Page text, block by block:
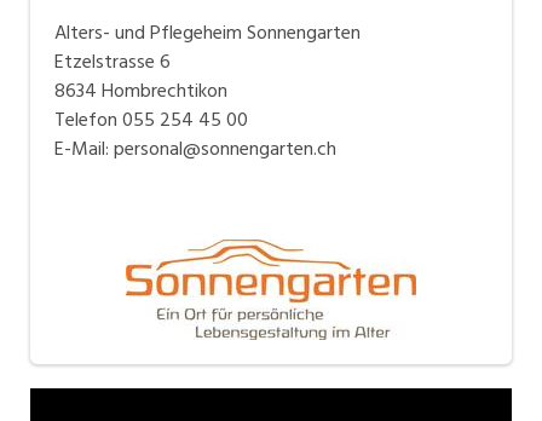
Alters- und Pflegeheim Sonnengarten
Etzelstrasse 6
8634 Hombrechtikon
Telefon 055 254 45 00
E-Mail: personal@sonnengarten.ch